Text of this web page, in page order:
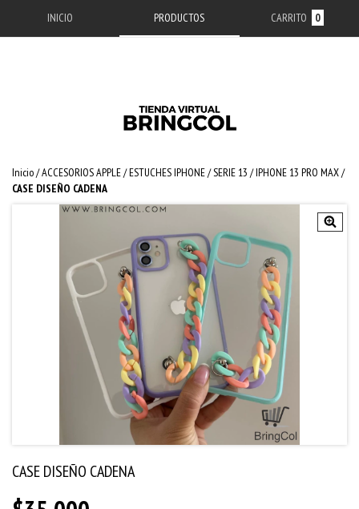
INICIO PRODUCTOS CARRITO 0
Inicio/ACCESORIOS APPLE/ESTUCHES IPHONE/SERIE 13 /IPHONE 13 PRO MAX/
CASE DISEÑO CADENA
CASE DISEÑO CADENA